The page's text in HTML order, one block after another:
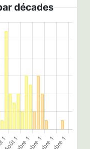
décades